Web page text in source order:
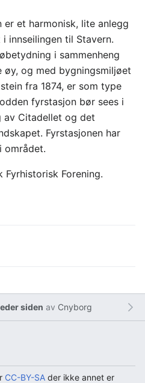
et harmonisk, lite anlegg
innseilingen til Stavern.
i sammenheng
øy, og med bygningsmiljøet
fra 1874, er som type
fyrstasjon bør sees i
av Citadellet og det
Fyrstasjonen har
området.
Fyrhistorisk Forening.
siden av Cnyborg
CC-BY-SA der ikke annet er